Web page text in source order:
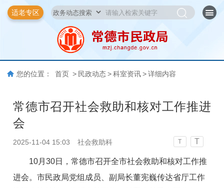
适老专区
您的位置： 首页 > 民政动态 > 科室资讯 > 详细内容
常德市召开社会救助和核对工作推进
会
2025-11-04 15:03 社会救助科 T T
10月30日，常德市召开全市社会救助和核对工作推
进会。市民政局党组成员、副局长董宪巍传达省厅工作